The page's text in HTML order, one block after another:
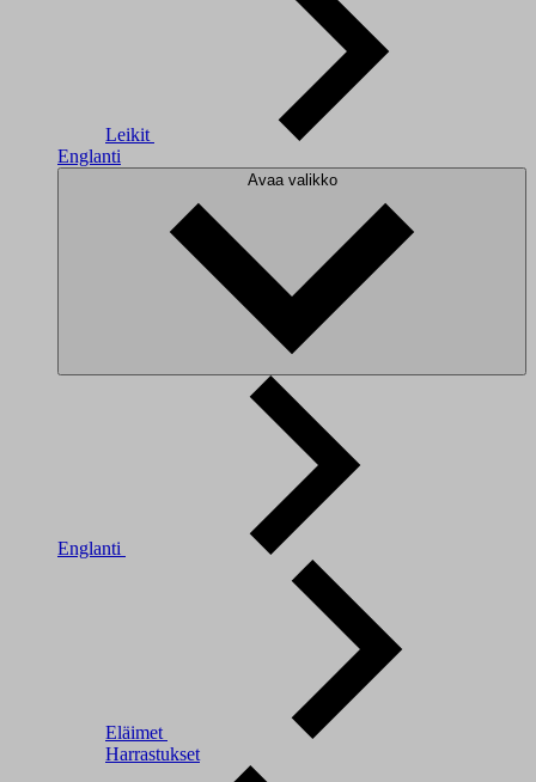
Leikit
Englanti
Avaa valikko
Englanti
Eläimet
Harrastukset